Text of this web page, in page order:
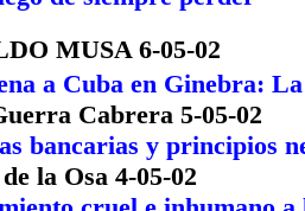
MUSA 6-05-02
a Cuba en Ginebra:
Cabrera 5-05-02
bancarias y principios
la Osa 4-05-02